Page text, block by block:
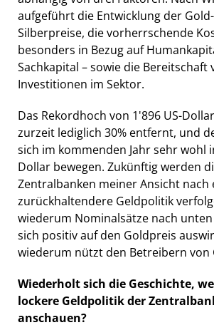
aufgeführt die Entwicklung der
Silberpreise, die vorherrschende
besonders in Bezug auf
Sachkapital – sowie die Bereitschaft
Investitionen im Sektor.
Das Rekordhoch von 1'896 US-
zurzeit lediglich 30% entfernt, und
sich im kommenden Jahr sehr wohl
Dollar bewegen. Zukünftig werden
Zentralbanken meiner Ansicht nach
zurückhaltendere Geldpolitik
wiederum Nominalsätze nach
sich positiv auf den Goldpreis
wiederum nützt den Betreibern von
Wiederholt sich die Geschichte,
lockere Geldpolitik der
anschauen?